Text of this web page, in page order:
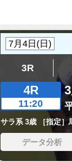
3R
4R
11:20
サラ系 3歳 ［指定］
データ分析